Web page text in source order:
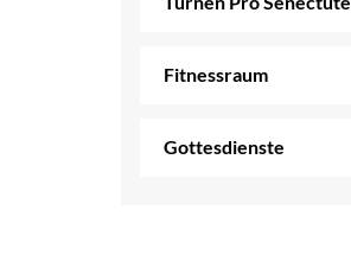
Fitnessraum
Gottesdienste